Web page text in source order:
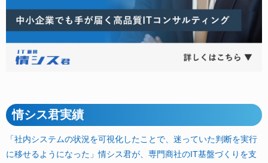
情シス君実績
「社内システムの状況を可視化したことで、迷っていた判断を実行
に移せるようになった」情シス君が、専門商社のIT基盤づくりを支